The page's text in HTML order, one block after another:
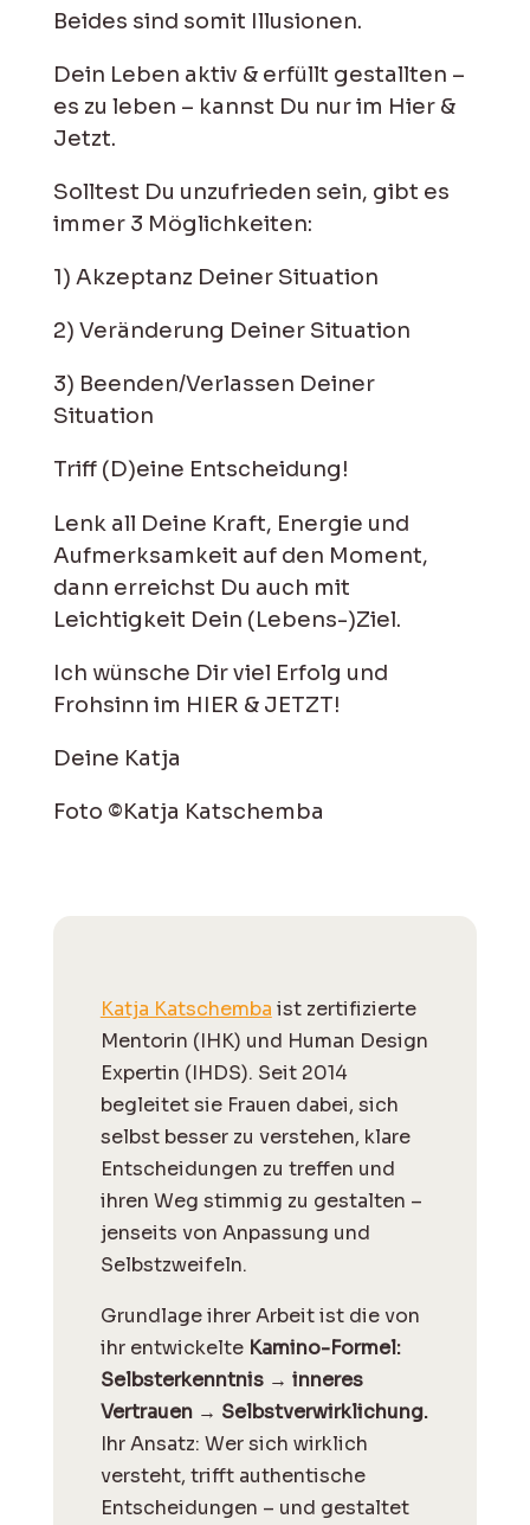
Beides sind somit Illusionen.
Dein Leben aktiv & erfüllt gestallten –
es zu leben – kannst Du nur im Hier &
Jetzt.
Solltest Du unzufrieden sein, gibt es
immer 3 Möglichkeiten:
1) Akzeptanz Deiner Situation
2) Veränderung Deiner Situation
3) Beenden/Verlassen Deiner
Situation
Triff (D)eine Entscheidung!
Lenk all Deine Kraft, Energie und
Aufmerksamkeit auf den Moment,
dann erreichst Du auch mit
Leichtigkeit Dein (Lebens-)Ziel.
Ich wünsche Dir viel Erfolg und
Frohsinn im HIER & JETZT!
Deine Katja
Foto ©Katja Katschemba
Katja Katschemba ist zertifizierte
Mentorin (IHK) und Human Design
Expertin (IHDS). Seit 2014
begleitet sie Frauen dabei, sich
selbst besser zu verstehen, klare
Entscheidungen zu treffen und
ihren Weg stimmig zu gestalten –
jenseits von Anpassung und
Selbstzweifeln.
Grundlage ihrer Arbeit ist die von
ihr entwickelte Kamino-Formel:
Selbsterkenntnis → inneres
Vertrauen → Selbstverwirklichung.
Ihr Ansatz: Wer sich wirklich
versteht, trifft authentische
Entscheidungen – und gestaltet